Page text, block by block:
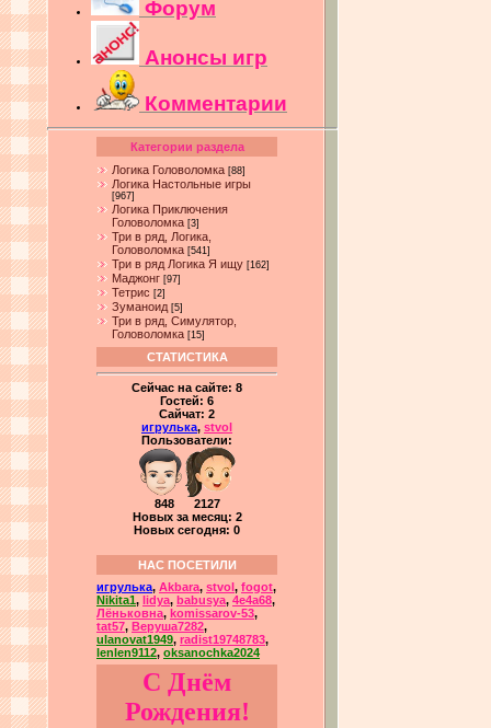
Форум
Анонсы игр
Комментарии
Категории раздела
Логика Головоломка [88]
Логика Настольные игры
[967]
Логика Приключения
Головоломка [3]
Три в ряд, Логика,
Головоломка [541]
Три в ряд Логика Я ищу [162]
Маджонг [97]
Тетрис [2]
Зуманоид [5]
Три в ряд, Симулятор,
Головоломка [15]
СТАТИСТИКА
Сейчас на сайте: 8
Гостей: 6
Сайчат: 2
игрулька, stvol
Пользователи:
848 2127
Новых за месяц: 2
Новых сегодня: 0
НАС ПОСЕТИЛИ
игрулька, Akbara, stvol , fogot,
Nikita1, lidya, babusya, 4e4a68,
Лёньковна, komissarov-53,
tat57, Веруша7282,
ulanovat1949, radist19748783,
lenlen9112, oksanochka2024
С Днём
Рождения!